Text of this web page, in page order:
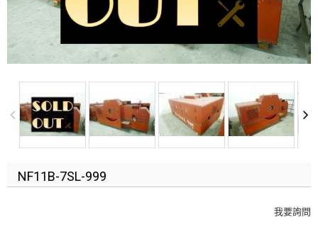
NF11B-7SL-999
我要詢問